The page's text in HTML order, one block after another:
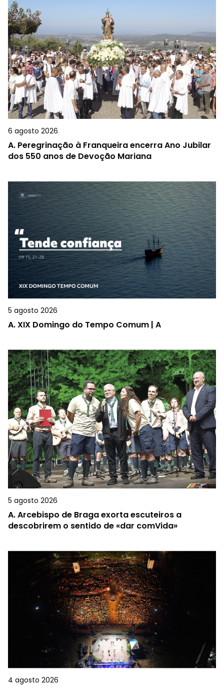
6 agosto 2026
A. Peregrinação à Franqueira encerra Ano Jubilar
dos 550 anos de Devoção Mariana
5 agosto 2026
A.XIX Domingo do Tempo Comum | A
5 agosto 2026
A.Arcebispo de Braga exorta escuteiros a
descobrirem o sentido de «dar comVida»
4 agosto 2026